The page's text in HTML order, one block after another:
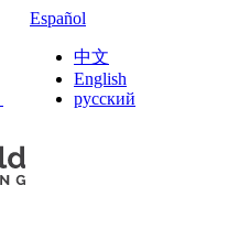
Español
中文
English
русский